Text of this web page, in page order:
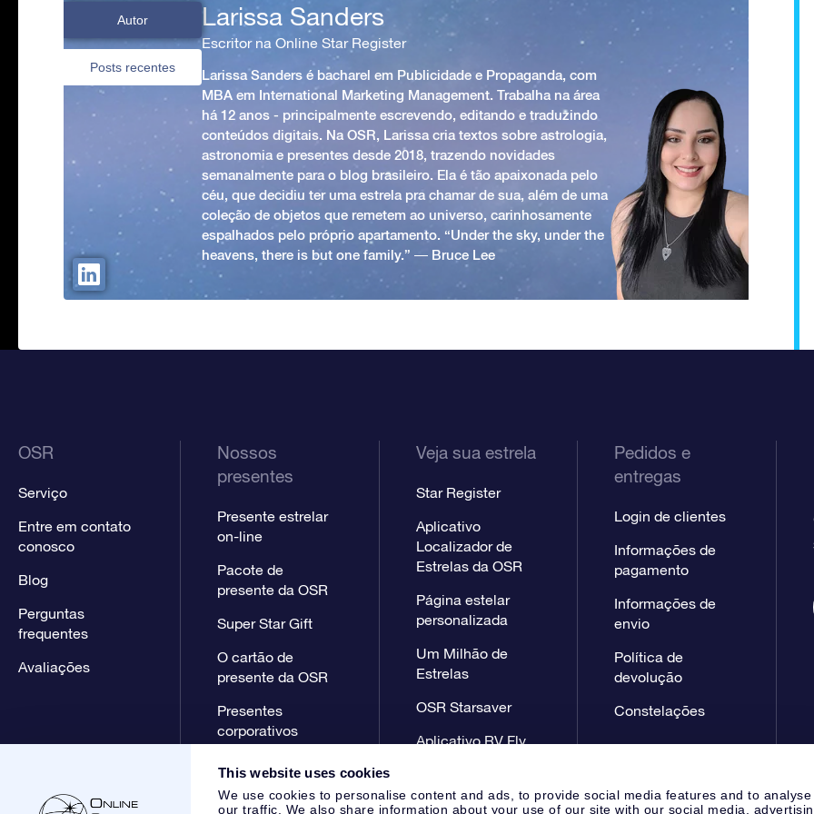
This website uses cookies
We use cookies to personalise content and ads, to provide social media features and to analyse
our traffic. We also share information about your use of our site with our social media,
Autor
Posts recentes
Larissa Sanders
Escritor na Online Star Register
Larissa Sanders é bacharel em Publicidade e Propaganda, com
MBA em International Marketing Management. Trabalha na área
há 12 anos - principalmente escrevendo, editando e traduzindo
conteúdos digitais. Na OSR, Larissa cria textos sobre astrologia,
astronomia e presentes desde 2018, trazendo novidades
semanalmente para o blog brasileiro. Ela é tão apaixonada pelo
céu, que decidiu ter uma estrela pra chamar de sua, além de uma
coleção de objetos que remetem ao universo, carinhosamente
espalhados pelo próprio apartamento. “Under the sky, under the
heavens, there is but one family.” ― Bruce Lee
OSR
Serviço
Entre em contato
conosco
Blog
Perguntas
frequentes
Avaliações
Nossos
presentes
Presente estrelar
on-line
Pacote de
presente da OSR
Super Star Gift
O cartão de
presente da OSR
Presentes
corporativos
Veja sua estrela
Star Register
Aplicativo
Localizador de
Estrelas da OSR
Página estelar
personalizada
Um Milhão de
Estrelas
OSR Starsaver
Aplicativo RV Fly
Pedidos e
entregas
Login de clientes
Informações de
pagamento
Informações de
envio
Política de
devolução
Constelações